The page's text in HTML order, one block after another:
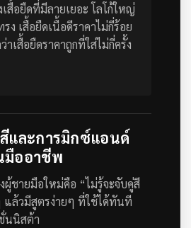
เสื้อยืดที่มีลายเยอะ โลโก้ใหญ่
ง เสื้อยืดเนื้อดีราคาไม่กี่ร้อย
เสื้อยืดราคาถูกที่ใส่ไม่กี่ครั้ง
และการมิกซ์แอนด์
มืออาชีพ
ชายมือใหม่คือ “ไม่รู้จะจับคู่สี
แล้วมีสูตรง่ายๆ ที่ใช้ได้ทันที
นนิสต้า